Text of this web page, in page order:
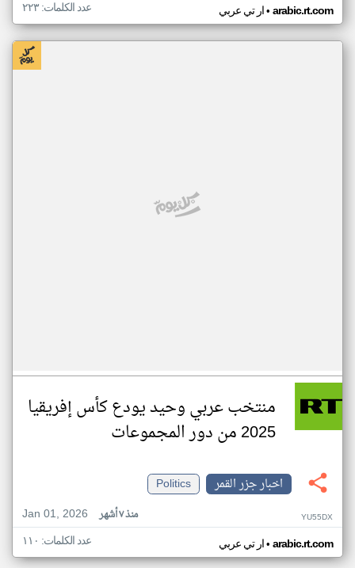
ار تي عربي• arabic.rt.com عدد الكلمات: ٢٢٣
منتخب عربي وحيد يودع كأس إفريقيا
2025 من دور المجموعات
اخبار جزر القمر
Politics
Jan 01, 2026
منذ ٧ أشهر YU55DX
ار تي عربي• arabic.rt.com عدد الكلمات: ١١٠